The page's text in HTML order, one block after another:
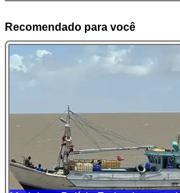
Recomendado para você